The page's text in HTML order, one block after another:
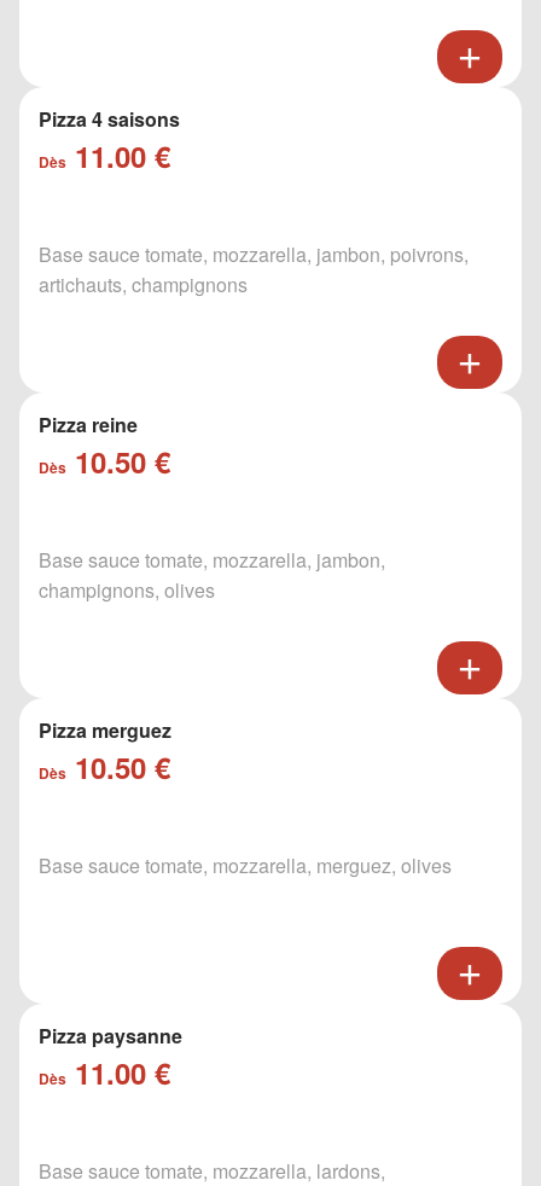
Pizza 4 saisons
Dès 11.00 €
Base sauce tomate, mozzarella, jambon, poivrons,
artichauts, champignons
Pizza reine
Dès 10.50 €
Base sauce tomate, mozzarella, jambon,
champignons, olives
Pizza merguez
Dès 10.50 €
Base sauce tomate, mozzarella, merguez, olives
Pizza paysanne
Dès 11.00 €
Base sauce tomate, mozzarella, lardons,